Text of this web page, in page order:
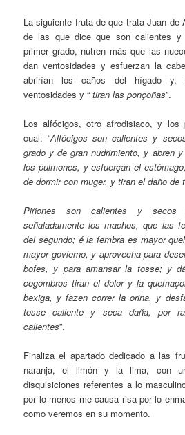
La siguiente fruta de que trata Juan de
de las que dice que son calientes y
primer grado, nutren más que las
dan ventosidades y esfuerzan la
abrirían los caños del hígado y,
ventosidades y “tiran las ponçoñas”.
Los alfócigos, otro afrodisiaco, y los
cual: “Alfócigos son calientes y
grado y de gran nudrimiento, y abren
los pulmones, y esfuerçan el
de dormir con muger, y tiran el daño de
Piñones son calientes y
señaladamente los machos, que las
del segundo; é la fembra es mayor
mayor govierno, y aprovecha para
bofes, y para amansar la tosse; y
cogombros tiran el dolor y la
bexiga, y fazen correr la orina, y
tosse caliente y seca daña, por
calientes”.
Finaliza el apartado dedicado a las
naranja, el limón y la lima, con
disquisiciones referentes a lo
por lo menos me causa risa por lo
como veremos en su momento.